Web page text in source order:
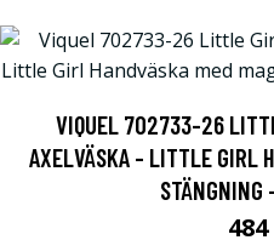
VIQUEL 702733-26
AXELVÄSKA - LITTLE GIRL
484